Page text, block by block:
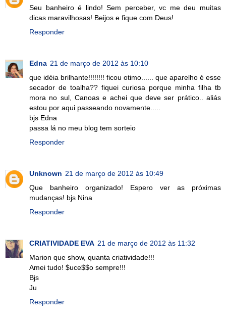
Seu banheiro é lindo! Sem perceber, vc me deu muitas
dicas maravilhosas! Beijos e fique com Deus!
Responder
Edna 21 de março de 2012 às 10:10
que idéia brilhante!!!!!!!! ficou otimo...... que aparelho é esse
secador de toalha?? fiquei curiosa porque minha filha tb
mora no sul, Canoas e achei que deve ser prático.. aliás
estou por aqui passeando novamente.....
bjs Edna
passa lá no meu blog tem sorteio
Responder
Unknown 21 de março de 2012 às 10:49
Que banheiro organizado! Espero ver as próximas
mudanças! bjs Nina
Responder
CRIATIVIDADE EVA 21 de março de 2012 às 11:32
Marion que show, quanta criatividade!!!
Amei tudo! $uce$$o sempre!!!
Bjs
Ju
Responder